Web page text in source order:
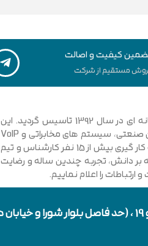
کیفیت و اصالت
مستقیم از شرکت
مجموعه فنی و مهندسی توسعه ارتباطات نیشابور با نگاهی نوین و تخصصی به دانش ارتباطات کامپیوتری و امنیت شبکه های رایانه ای در سال 1392 تاسیس گردید. این
مجموعه با فعالیت در زمینه فناوری اطلاعات، شبکه های کامپیوتری، بی سیم، فیبر نوری و دکل های مهاری، تجهیزات شبکه، اتوماسیون صنعتی، سیستم های مخابراتی و VoIP
گامی موثر در جهت خدمت رسانی به شرکت ها، سازمان ها دولتی و خصوصی برداشت. در حال حاضر مجموعه با پیشرفت و ارتقا خود و به کار گیری بیش از 15 نفر کارشناس و تیم
بر دانش، تجربه چندین ساله و رضایت
را اعلام نماییم.